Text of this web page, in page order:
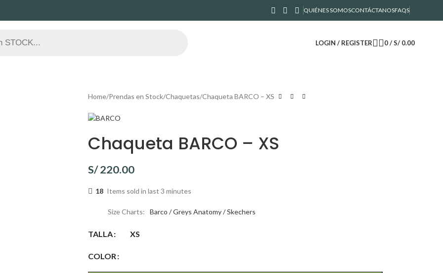
QUIÉNES SOMOSCONTÁCTANOSFAQS
LOGIN / REGISTER 0/ S/0.00
Home Prendas en Stock Chaquetas Chaqueta BARCO – XS
Chaqueta BARCO – XS
S/220.00
18 Items sold in last 3 minutes
Size Charts Barco / Greys Anatomy / Skechers
TALLA XS
COLOR